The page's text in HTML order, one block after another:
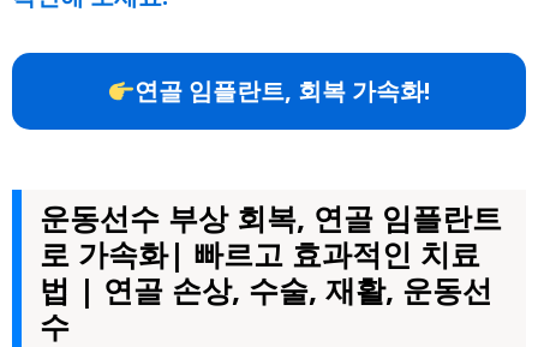
연골 임플란트, 회복 가속화!
운동선수 부상 회복, 연골 임플란트
로 가속화| 빠르고 효과적인 치료
법 | 연골 손상, 수술, 재활, 운동선
수